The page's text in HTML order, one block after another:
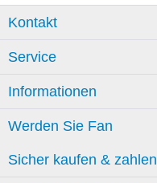
Kontakt
Service
Informationen
Werden Sie Fan
Sicher kaufen & zahlen